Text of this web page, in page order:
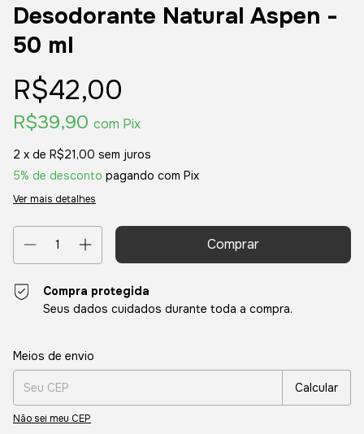
Desodorante Natural Aspen -
50 ml
R$42,00
R$39,90 com Pix
2 x de R$21,00 sem juros
5% de desconto pagando com Pix
Ver mais detalhes
Compra protegida
Seus dados cuidados durante toda a compra.
Entregas para o CEP:
Meios de envio
Calcular
Não sei meu CEP